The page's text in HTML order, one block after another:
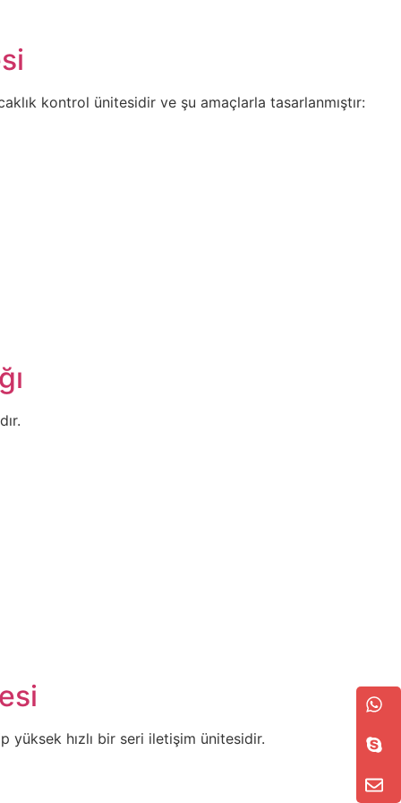
kontrol ünitesidir ve şu amaçlarla tasarlanmıştır:
yüksek hızlı bir seri iletişim ünitesidir.